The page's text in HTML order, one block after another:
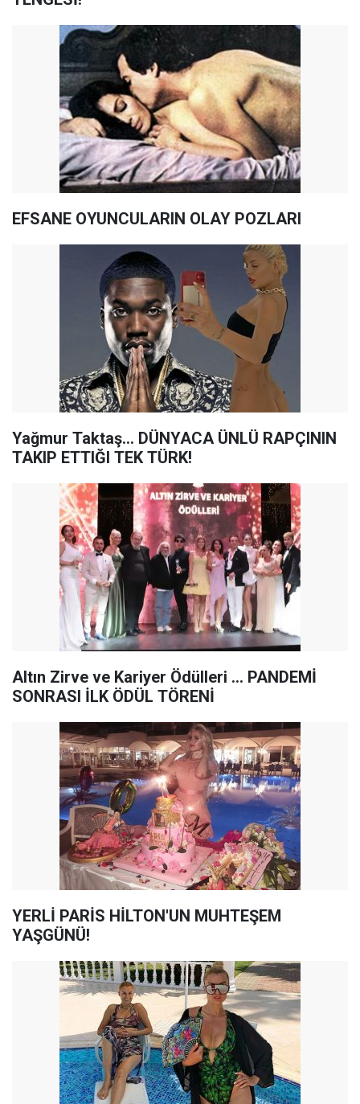
EFSANE OYUNCULARIN OLAY POZLARI
Yağmur Taktaş… DÜNYACA ÜNLÜ RAPÇININ
TAKIP ETTIĞI TEK TÜRK!
Altın Zirve ve Kariyer Ödülleri ... PANDEMİ
SONRASI İLK ÖDÜL TÖRENİ
YERLİ PARİS HİLTON'UN MUHTEŞEM
YAŞGÜNÜ!